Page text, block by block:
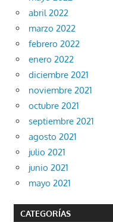
abril 2022
marzo 2022
febrero 2022
enero 2022
diciembre 2021
noviembre 2021
octubre 2021
septiembre 2021
agosto 2021
julio 2021
junio 2021
mayo 2021
CATEGORÍAS